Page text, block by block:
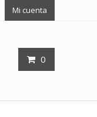
Mi cuenta
0